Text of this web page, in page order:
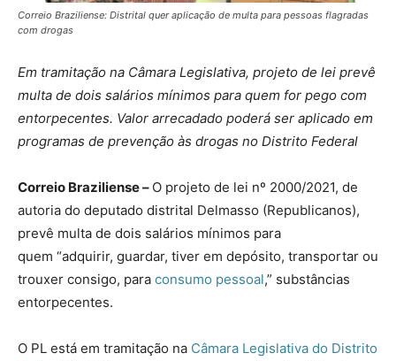
Correio Braziliense: Distrital quer aplicação de multa para pessoas flagradas
com drogas
Em tramitação na Câmara Legislativa, projeto de lei prevê
multa de dois salários mínimos para quem for pego com
entorpecentes. Valor arrecadado poderá ser aplicado em
programas de prevenção às drogas no Distrito Federal
Correio Braziliense – O projeto de lei nº 2000/2021, de
autoria do deputado distrital Delmasso (Republicanos),
prevê multa de dois salários mínimos para
quem “adquirir, guardar, tiver em depósito, transportar ou
trouxer consigo, para consumo pessoal,” substâncias
entorpecentes.
O PL está em tramitação na Câmara Legislativa do Distrito